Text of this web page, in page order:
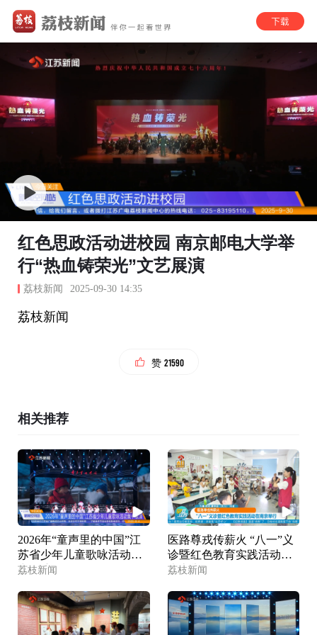
红色思政活动进校园 南京邮电大学举
行“热血铸荣光”文艺展演
荔枝新闻 2025-09-30 14:35
荔枝新闻
赞 21590
相关推荐
2026年“童声里的中国”江
苏省少年儿童歌咏活动集
中展演
荔枝新闻
医路尊戎传薪火 “八一”义
诊暨红色教育实践活动在
南京举行
荔枝新闻